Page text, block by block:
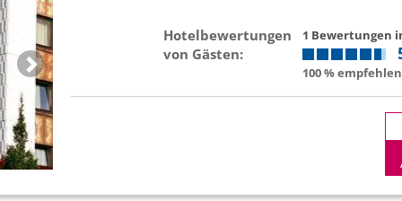
Hotelbewertungen
von Gästen:
1 Bewertungen
100 %